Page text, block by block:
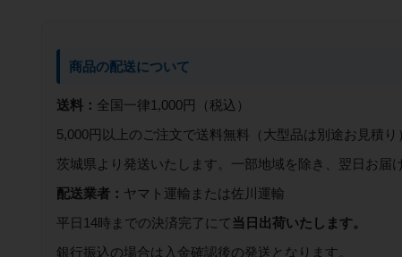
商品の配送について
送料： 全国一律1,000円（税込）
5,000円以上のご注文で送料無料（大型品は別途お見積り
茨城県より発送いたします。一部地域を除き、翌日お届
配送業者： ヤマト運輸または佐川運輸
平日14時までの決済完了にて当日出荷いたします。
銀行振込の場合は入金確認後の発送となります。